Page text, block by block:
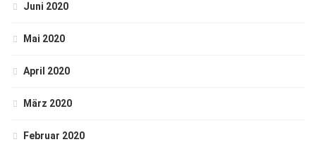
Juni 2020
Mai 2020
April 2020
März 2020
Februar 2020